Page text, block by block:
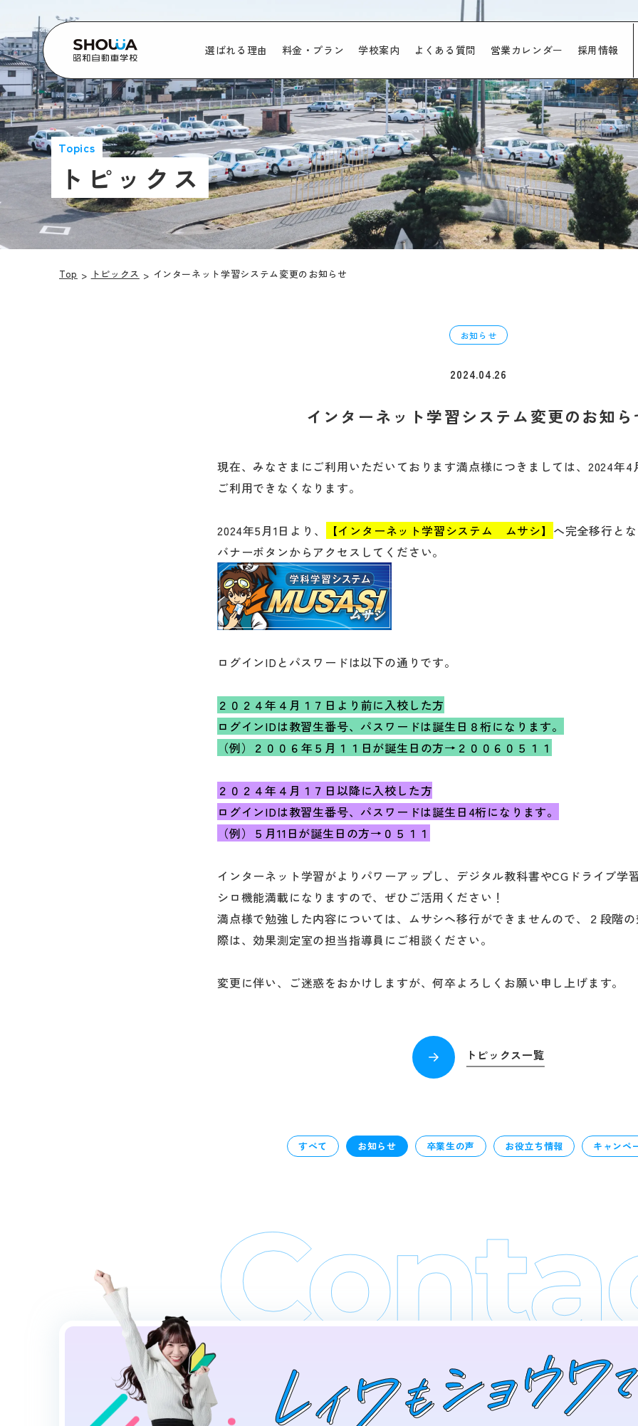
選ばれる理由 料金・プラン 学校案内 よくある質問 営業カレンダー 採用情報
Topics
トピックス
Top トピックス インターネット学習システム変更のお知らせ
お知らせ
2024.04.26
インターネット学習システム変更のお知ら
現在、みなさまにご利用いただいております満点様につきましては、2024年4
ご利用できなくなります。
2024年5月1日より、 【インターネット学習システム ムサシ】 へ完全移行と
バナーボタンからアクセスしてください。
ログインIDとパスワードは以下の通りです。
２０２４年４月１７日より前に入校した方
ログインIDは教習生番号、パスワードは誕生日８桁になります。
（例）２００６年５月１１日が誕生日の方→２００６０５１１
２０２４年４月１７日以降に入校した方
ログインIDは教習生番号、パスワードは誕生日4桁になります。
（例）５月11日が誕生日の方→０５１１
インターネット学習がよりパワーアップし、デジタル教科書やCGドライブ学
シロ機能満載になりますので、ぜひご活用ください！
満点様で勉強した内容については、ムサシへ移行ができませんので、２段階
際は、効果測定室の担当指導員にご相談ください。
変更に伴い、ご迷惑をおかけしますが、何卒よろしくお願い申し上げます。
トピックス一覧
すべて お知らせ 卒業生の声 お役立ち情報 キャンペ